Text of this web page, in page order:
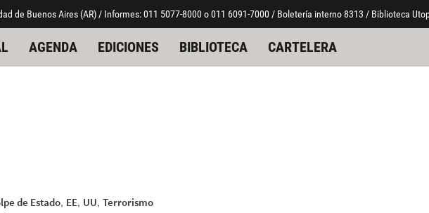
de Buenos Aires (AR) / Informes: 011 5077-8000 o 011 6091-7000 / Boletería interno 8313 / Biblioteca
AGENDA EDICIONES BIBLIOTECA CARTELERA
de Estado, EE, UU, Terrorismo